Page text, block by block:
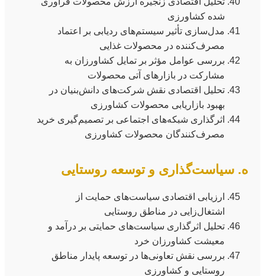
شده کشاورزی
مدل‌سازی تأثیر سیستم‌های ردیابی بر اعتماد
مصرف‌کننده در محصولات غذایی
بررسی عوامل مؤثر بر تمایل کشاورزان به
مشارکت در بازارهای آتی محصولات
تحلیل اقتصادی نقش شرکت‌های دانش‌بنیان در
بهبود بازاریابی محصولات کشاورزی
اثرگذاری شبکه‌های اجتماعی بر تصمیم‌گیری خرید
مصرف‌کنندگان محصولات کشاورزی
ه. سیاست‌گذاری و توسعه روستایی
ارزیابی اقتصادی سیاست‌های حمایت از
اشتغال‌زایی در مناطق روستایی
تحلیل اثرگذاری سیاست‌های حمایتی بر درآمد و
معیشت کشاورزان خرد
بررسی نقش تعاونی‌ها در توسعه پایدار مناطق
روستایی و کشاورزی